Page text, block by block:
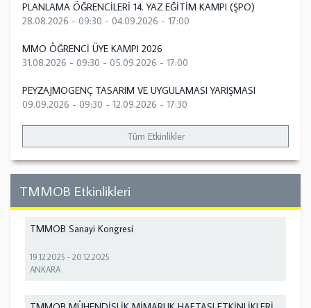
PLANLAMA ÖĞRENCİLERİ 14. YAZ EĞİTİM KAMPI (ŞPO)
28.08.2026 - 09:30 - 04.09.2026 - 17:00
MMO ÖĞRENCİ ÜYE KAMPI 2026
31.08.2026 - 09:30 - 05.09.2026 - 17:00
PEYZAJMOGENÇ TASARIM VE UYGULAMASI YARIŞMASI
09.09.2026 - 09:30 - 12.09.2026 - 17:30
Tüm Etkinlikler
TMMOB Etkinlikleri
TMMOB Sanayi Kongresi
19.12.2025 -20.12.2025
ANKARA